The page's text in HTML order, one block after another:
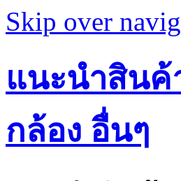
Skip over
แนะนำสินค้
กล้อง อื่นๆ